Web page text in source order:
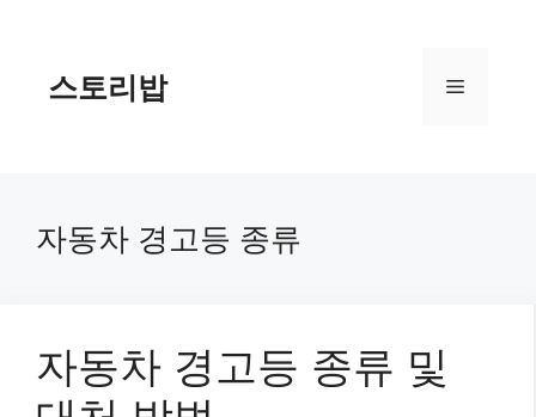
스토리밥 메
자동차 경고등 종류
자동차 경고등 종류 및